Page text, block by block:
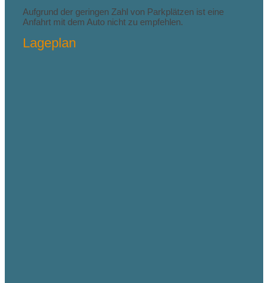
Aufgrund der geringen Zahl von Parkplätzen ist eine
Anfahrt mit dem Auto nicht zu empfehlen.
Lageplan